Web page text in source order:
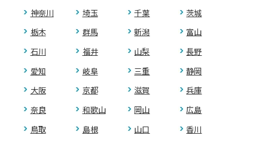
神奈川
埼玉 千葉
茨城
栃木
群馬 新潟
富山
石川
福井 山梨
長野
愛知
岐阜 三重
静岡
大阪
京都 滋賀
兵庫
奈良
和歌山 岡山
広島
鳥取
島根 山口
香川